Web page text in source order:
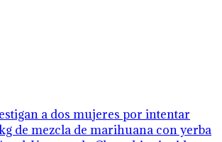
a dos mujeres por intentar
de mezcla de marihuana con yerba